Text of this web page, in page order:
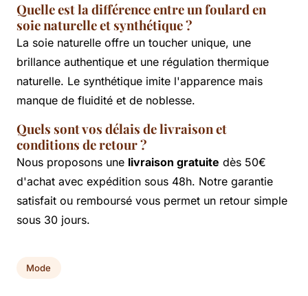
Quelle est la différence entre un foulard en
soie naturelle et synthétique ?
La soie naturelle offre un toucher unique, une
brillance authentique et une régulation thermique
naturelle. Le synthétique imite l'apparence mais
manque de fluidité et de noblesse.
Quels sont vos délais de livraison et
conditions de retour ?
Nous proposons une livraison gratuite dès 50€
d'achat avec expédition sous 48h. Notre garantie
satisfait ou remboursé vous permet un retour simple
sous 30 jours.
Mode